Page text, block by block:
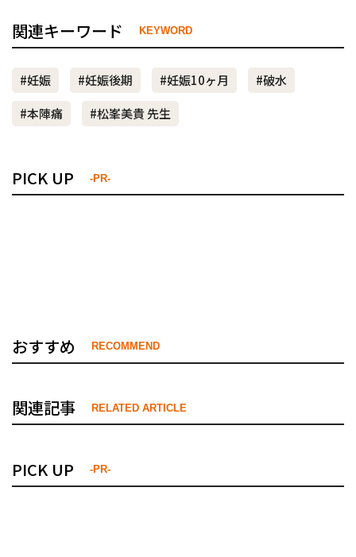
関連キーワード KEYWORD
#妊娠 #妊娠後期 #妊娠10ヶ月
#破水
#本陣痛
#松峯美貴 先生
PICK UP -PR-
おすすめ RECOMMEND
関連記事 RELATED ARTICLE
PICK UP -PR-